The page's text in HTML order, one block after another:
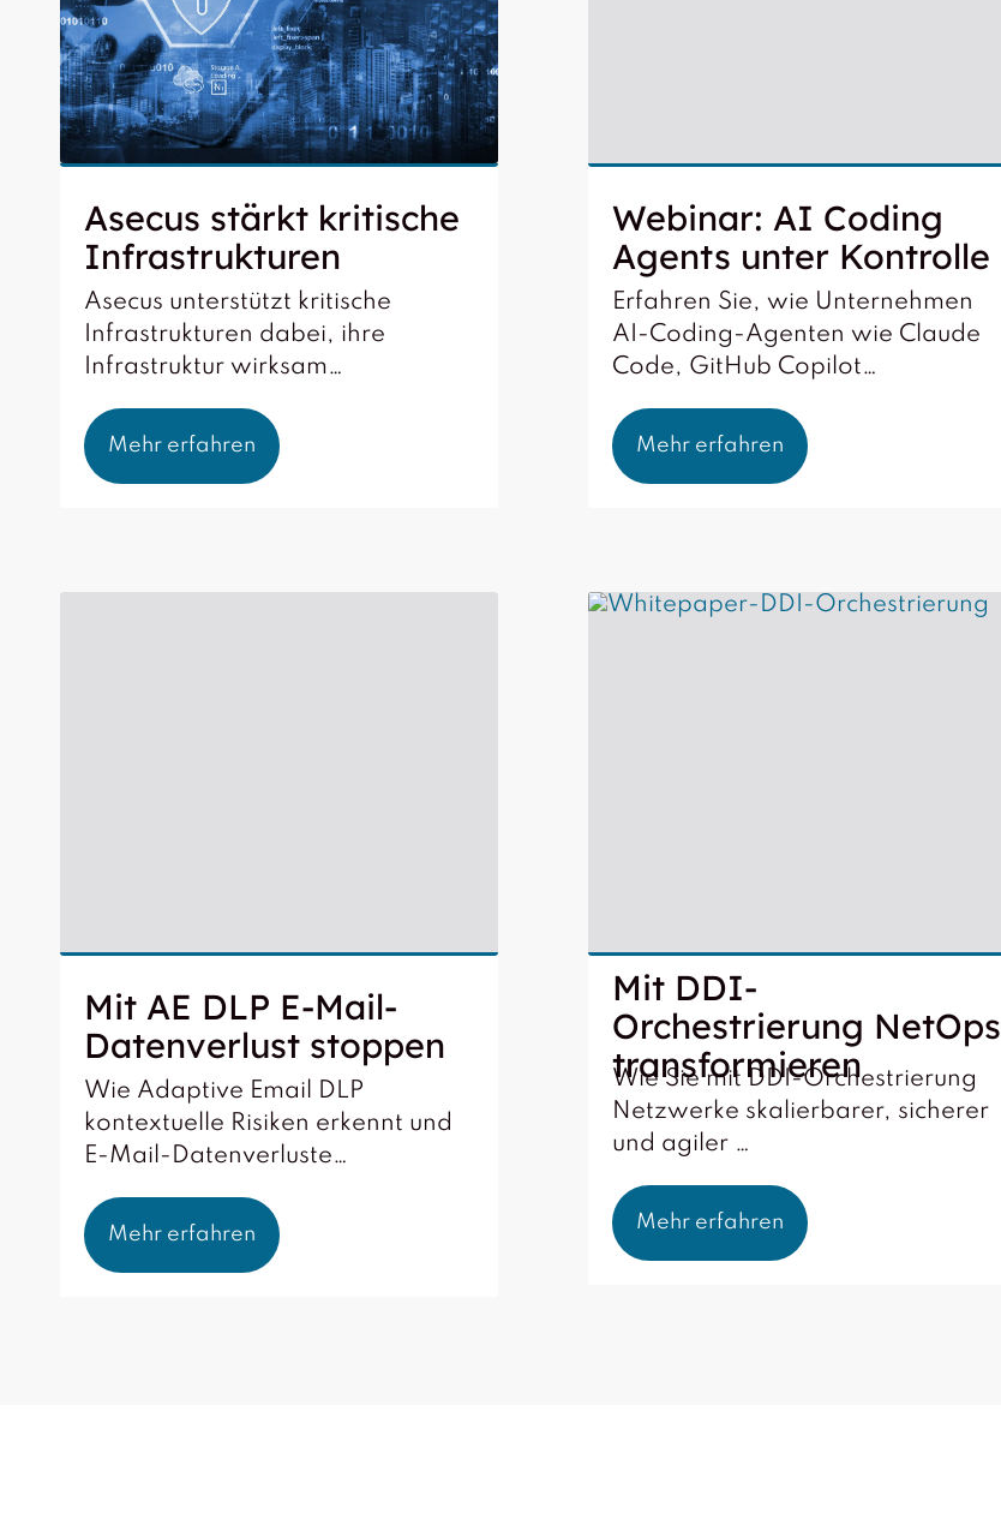
Asecus stärkt kritische
Infrastrukturen
Asecus unterstützt kritische
Infrastrukturen dabei, ihre
Infrastruktur wirksam…
Mehr erfahren
Webinar: AI Coding
Agents unter Kontrolle
Erfahren Sie, wie Unternehmen
AI-Coding-Agenten wie Claude
Code, GitHub Copilot…
Mehr erfahren
Mit AE DLP E-Mail-
Datenverlust stoppen
Wie Adaptive Email DLP
kontextuelle Risiken erkennt und
E-Mail-Datenverluste…
Mehr erfahren
Mit DDI-
Orchestrierung NetOps
transformieren
Wie Sie mit DDI-Orchestrierung
Netzwerke skalierbarer, sicherer
und agiler …
Mehr erfahren